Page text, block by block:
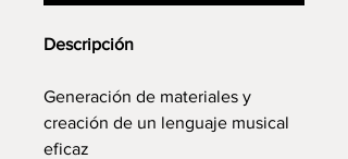
Descripción
Generación de materiales y
creación de un lenguaje musical
eficaz